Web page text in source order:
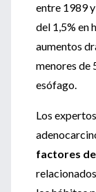
entre 1989
del 1,5% en
aumentos
menores de
esófago.
Los
factores